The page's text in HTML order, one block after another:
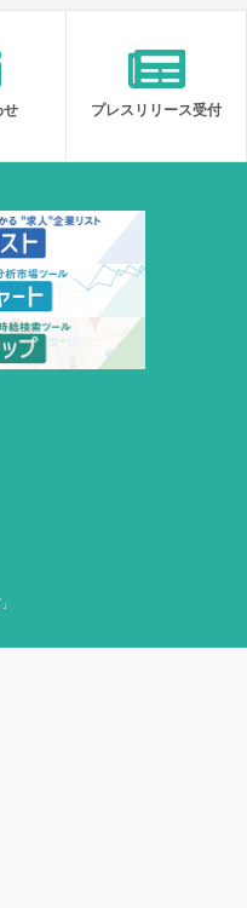
せ プレスリリース受付